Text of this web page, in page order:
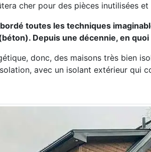
cher pour des pièces inutilisées
toutes les techniques
Depuis une décennie, en
donc, des maisons très bien
avec un isolant extérieur qui